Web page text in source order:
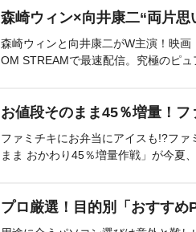
森崎ウィン×向井康二“両片思
森崎ウィンと向井康二がW主演！映
OM STREAMで最速配信。究極のピュ
お値段そのまま45％増量！
ファミチキにお弁当にアイスも!?フ
まま おかわり45％増量作戦」が今夏
プロ厳選！目的別「おすすめ